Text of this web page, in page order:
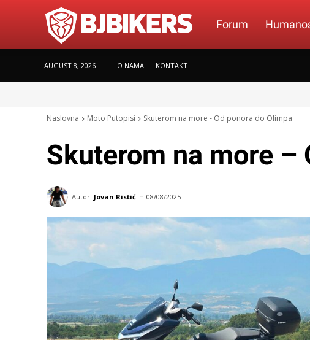
BJBikers.com
Forum
AUGUST 8, 2026 O NAMA KONTAKT
Naslovna Moto Putopisi Skuterom na more - Od ponora do Olimpa
Skuterom na more –
Autor: Jovan Ristić - 08/08/2025